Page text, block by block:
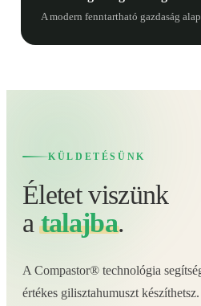
A modern fenntartható gazdaság
KÜLDETÉSÜNK
Életet viszünk
atalajba.
A Compastor® technológia
értékes gilisztahumuszt készíthetsz.